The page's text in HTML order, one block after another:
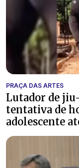
PRAÇA DAS ARTES
Lutador de
tentativa de
adolescente